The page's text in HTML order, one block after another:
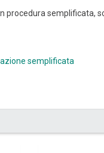
procedura semplificata,
semplificata